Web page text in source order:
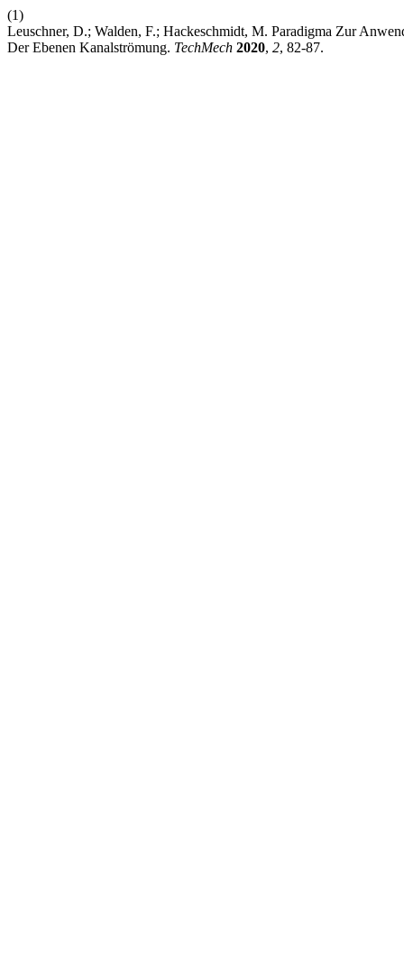
(1)
Leuschner, D.; Walden, F.; Hackeschmidt, M. Paradigma Zur
Der Ebenen Kanalströmung. TechMech 2020, 2, 82-87.